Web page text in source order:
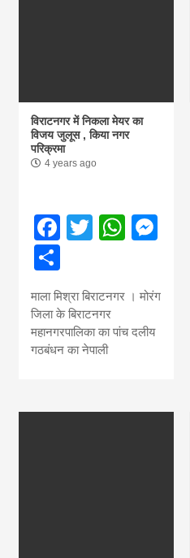
विराटनगर में निकला मेयर का
विजय जुलूस , किया नगर
परिक्रमा
4 years ago
Facebook
Twitter
माला मिश्रा बिराटनगर । मोरंग
जिला के बिराटनगर
महानगरपालिका का पांच दलीय
गठबंधन का नेपाली